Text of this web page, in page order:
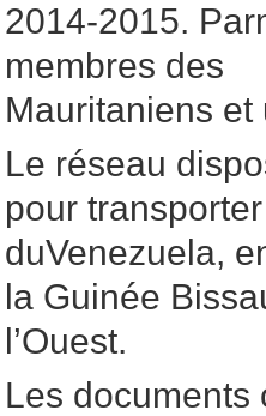
2014-2015.
membres des
Mauritaniens
Le réseau
pour
duVenezuela,
la Guinée
l’Ouest.
Les documents